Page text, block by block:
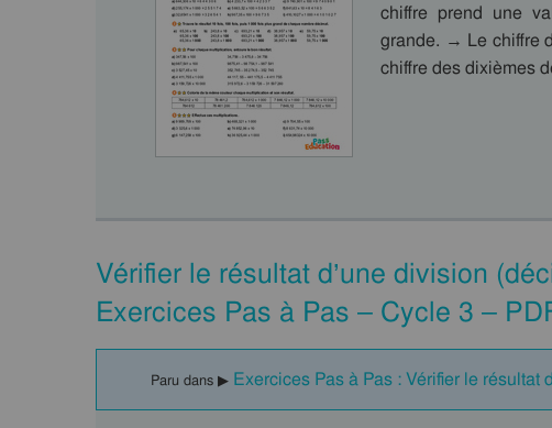
chiffre prend une
grande. → Le chiffre
chiffre des dixièmes
Vérifier le résultat d’une division
Exercices Pas à Pas – Cycle 3 –
Paru dans ▶ Exercices Pas à Pas : Vérifier le résultat